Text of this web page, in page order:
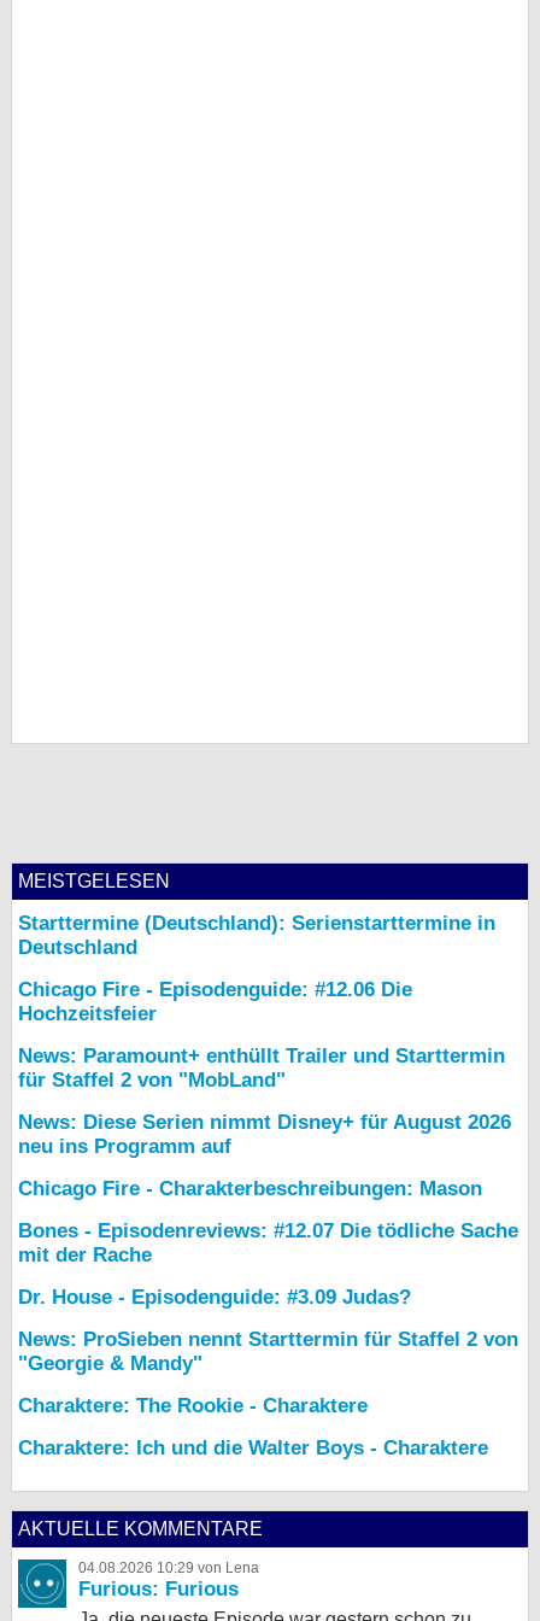
MEISTGELESEN
Starttermine (Deutschland): Serienstarttermine in
Deutschland
Chicago Fire - Episodenguide: #12.06 Die
Hochzeitsfeier
News: Paramount+ enthüllt Trailer und Starttermin
für Staffel 2 von "MobLand"
News: Diese Serien nimmt Disney+ für August 2026
neu ins Programm auf
Chicago Fire - Charakterbeschreibungen: Mason
Bones - Episodenreviews: #12.07 Die tödliche Sache
mit der Rache
Dr. House - Episodenguide: #3.09 Judas?
News: ProSieben nennt Starttermin für Staffel 2 von
"Georgie & Mandy"
Charaktere: The Rookie - Charaktere
Charaktere: Ich und die Walter Boys - Charaktere
AKTUELLE KOMMENTARE
04.08.2026 10:29 von Lena
Furious: Furious